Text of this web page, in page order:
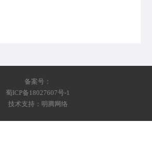
备案号：
蜀ICP备18027607号-1
技术支持：明腾网络